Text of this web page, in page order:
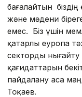
бағалайтын біздің
және мәдени
емес. Біз үшін
қатарлы еуропа
секторды нығайту
қағидаттарын
пайдалану аса
Тоқаев.